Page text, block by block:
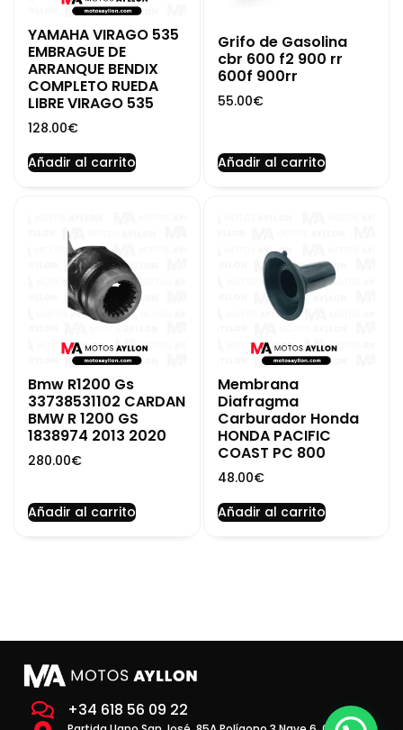
YAMAHA VIRAGO 535
EMBRAGUE DE
ARRANQUE BENDIX
COMPLETO RUEDA
LIBRE VIRAGO 535
128.00€
Añadir al carrito
Grifo de Gasolina
cbr 600 f2 900 rr
600f 900rr
55.00€
Añadir al carrito
Bmw R1200 Gs
33738531102 CARDAN
BMW R 1200 GS
1838974 2013 2020
280.00€
Añadir al carrito
Membrana
Diafragma
Carburador Honda
HONDA PACIFIC
COAST PC 800
48.00€
Añadir al carrito
+34 618 56 09 22